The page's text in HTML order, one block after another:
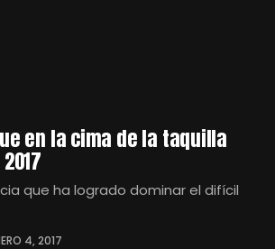
en la cima de la taquilla
que ha logrado dominar el difícil
4, 2017